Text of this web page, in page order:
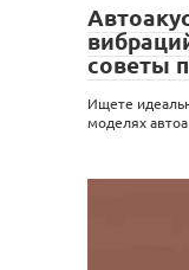
советы
Ищете
моделях